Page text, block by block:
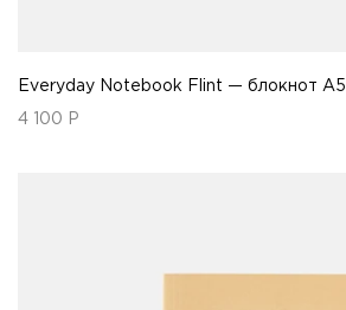
Everyday Notebook Flint — блокнот А5
4 100 Р